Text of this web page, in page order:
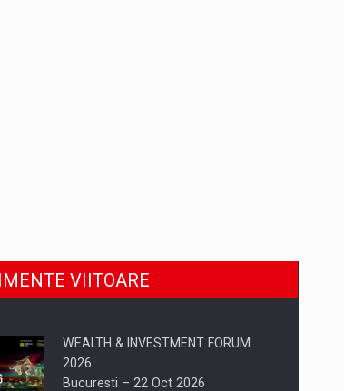
VIITOARE
WEALTH & INVESTMENT FORUM
2026
Bucuresti – 22 Oct 2026